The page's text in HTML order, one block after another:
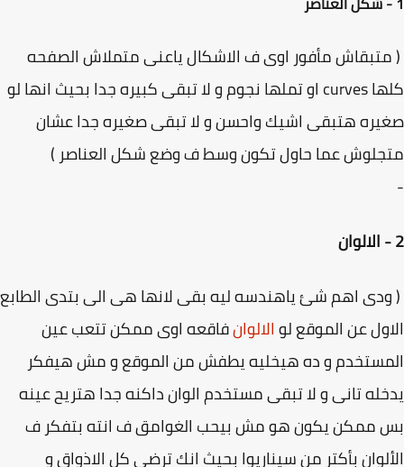
مأفور اوى ف الاشكال ياعنى متملاش الصفحه
كلها curves او تملها نجوم و لا تبقى كبيره جدا بحيث انها لو
هتبقى اشيك واحسن و لا تبقى صغيره جدا عشان
عما حاول تكون وسط ف وضع شكل العناصر )
اهم شئ ياهندسه ليه بقى لانها هى الى بتدى الطابع
عن الموقع لوالالوانفاقعه اوى ممكن تتعب عين
و ده هيخليه يطفش من الموقع و مش هيفكر
تانى و لا تبقى مستخدم الوان داكنه جدا هتريح عينه
ممكن يكون هو مش بيحب الغوامق ف انته بتفكر ف
بأكتر من سيناريوا بحيث انك ترضى كل الاذواق و